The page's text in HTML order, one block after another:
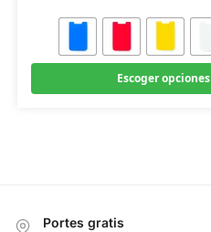
Escoger opciones
Portes gratis